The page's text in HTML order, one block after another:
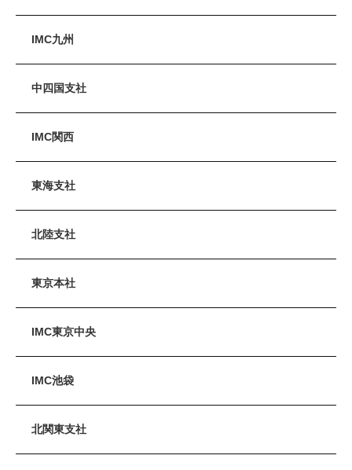
IMC九州
中四国支社
IMC関西
東海支社
北陸支社
東京本社
IMC東京中央
IMC池袋
北関東支社